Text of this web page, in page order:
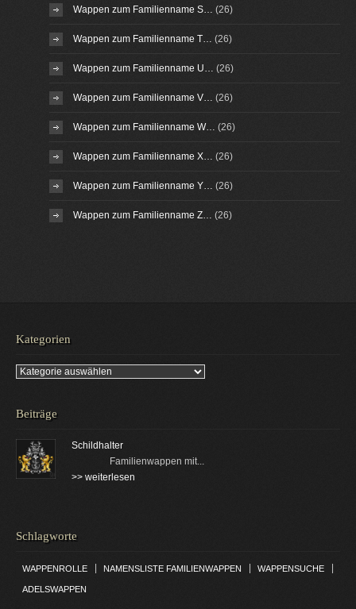
Wappen zum Familienname S… (26)
Wappen zum Familienname T… (26)
Wappen zum Familienname U… (26)
Wappen zum Familienname V… (26)
Wappen zum Familienname W… (26)
Wappen zum Familienname X… (26)
Wappen zum Familienname Y… (26)
Wappen zum Familienname Z… (26)
Kategorien
Kategorien
Beiträge
Schildhalter
Familienwappen mit...
>> weiterlesen
Schlagworte
WAPPENROLLE NAMENSLISTE FAMILIENWAPPEN WAPPENSUCHE
ADELSWAPPEN